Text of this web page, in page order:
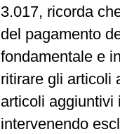
3.017, ricorda
del pagamento
fondamentale e
ritirare gli articoli
articoli aggiuntivi
intervenendo